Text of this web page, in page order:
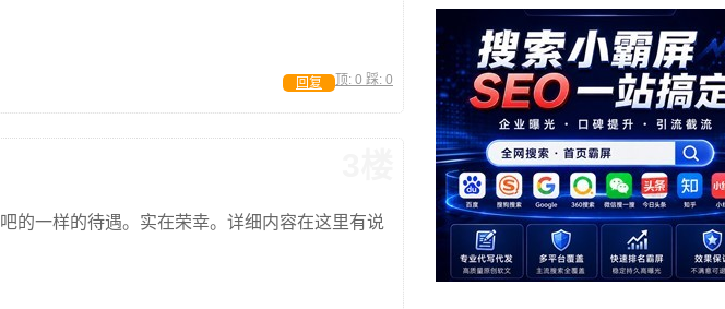
顶: 0 踩: 0
回复
的一样的待遇。实在荣幸。详细内容在这里有说